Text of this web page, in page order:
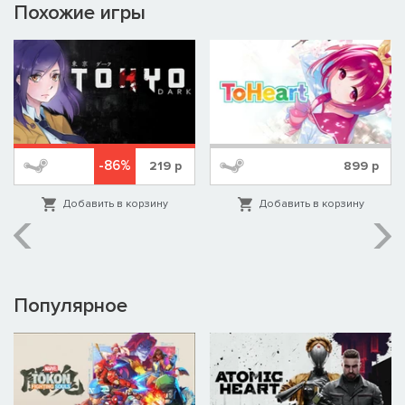
Более50-70 часов чтения.
Доступно на трех языках
- японском, английском и
упрощенном китайском.
Пользовательский интерфейс был переработан, поэтому
Похожие игры
-86% 219р
Добавить в корзину
899 р
Добавить в корзину
Популярное